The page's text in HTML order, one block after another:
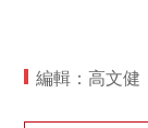
編輯：高文健